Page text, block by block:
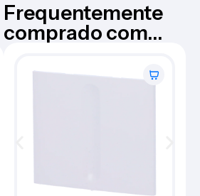
Frequentemente
comprado com...